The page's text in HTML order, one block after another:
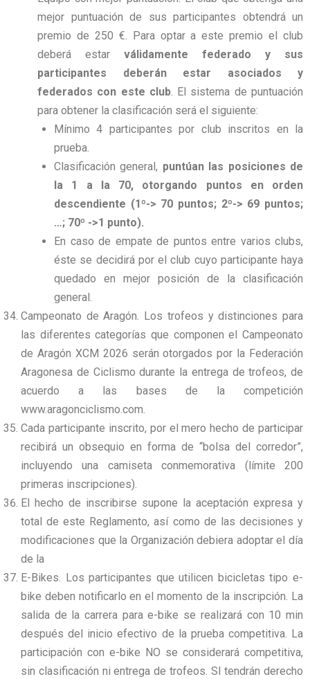
mejor puntuación de sus participantes obtendrá un
premio de 250 €. Para optar a este premio el club
deberá estar válidamente federado y sus
participantes deberán estar asociados y
federados con este club. El sistema de puntuación
para obtener la clasificación será el siguiente:
Mínimo 4 participantes por club inscritos en la
prueba.
Clasificación general, puntúan las posiciones de
la 1 a la 70, otorgando puntos en orden
descendiente (1º-> 70 puntos; 2º-> 69 puntos;
…; 70º ->1 punto).
En caso de empate de puntos entre varios clubs,
éste se decidirá por el club cuyo participante haya
quedado en mejor posición de la clasificación
general.
Campeonato de Aragón. Los trofeos y distinciones para
las diferentes categorías que componen el Campeonato
de Aragón XCM 2026 serán otorgados por la Federación
Aragonesa de Ciclismo durante la entrega de trofeos, de
acuerdo a las bases de la competición
www.aragonciclismo.com.
Cada participante inscrito, por el mero hecho de participar
recibirá un obsequio en forma de “bolsa del corredor”,
incluyendo una camiseta conmemorativa (límite 200
primeras inscripciones).
El hecho de inscribirse supone la aceptación expresa y
total de este Reglamento, así como de las decisiones y
modificaciones que la Organización debiera adoptar el día
de la
E-Bikes. Los participantes que utilicen bicicletas tipo e-
bike deben notificarlo en el momento de la inscripción. La
salida de la carrera para e-bike se realizará con 10 min
después del inicio efectivo de la prueba competitiva. La
participación con e-bike NO se considerará competitiva,
sin clasificación ni entrega de trofeos. SI tendrán derecho